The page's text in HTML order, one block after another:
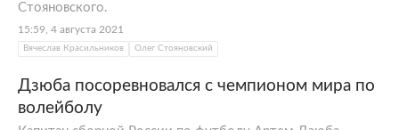
Стояновского.
15:59, 4 августа 2021
Вячеслав Красильников Олег Стояновский
Дзюба посоревновался с чемпионом мира по
волейболу